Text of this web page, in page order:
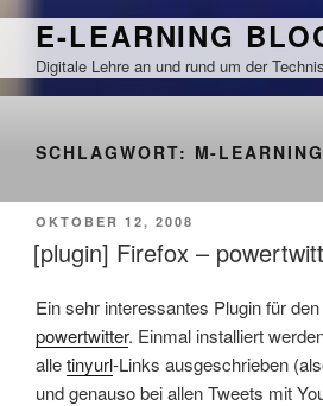
Zum
springen
E-LEARNING
Digitale Lehre an und rund um der
SCHLAGWORT: M-LEARNING
VERÖFFENTLICHT
AM
OKTOBER 12, 2008
[plugin] Firefox –
Ein sehr interessantes Plugin für
powertwitter. Einmal installiert
alletinyurl-Links ausgeschrieben
und genauso bei allen Tweets mit